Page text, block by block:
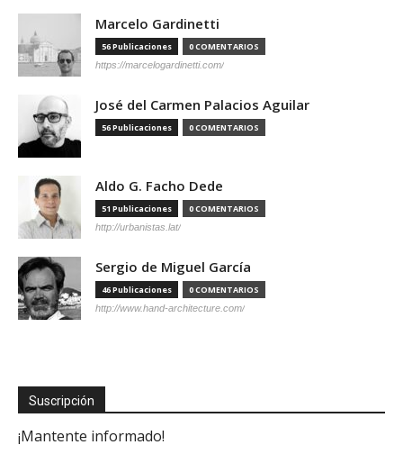
Marcelo Gardinetti
56 Publicaciones 0 COMENTARIOS
https://marcelogardinetti.com/
José del Carmen Palacios Aguilar
56 Publicaciones 0 COMENTARIOS
Aldo G. Facho Dede
51 Publicaciones 0 COMENTARIOS
http://urbanistas.lat/
Sergio de Miguel García
46 Publicaciones 0 COMENTARIOS
http://www.hand-architecture.com/
Suscripción